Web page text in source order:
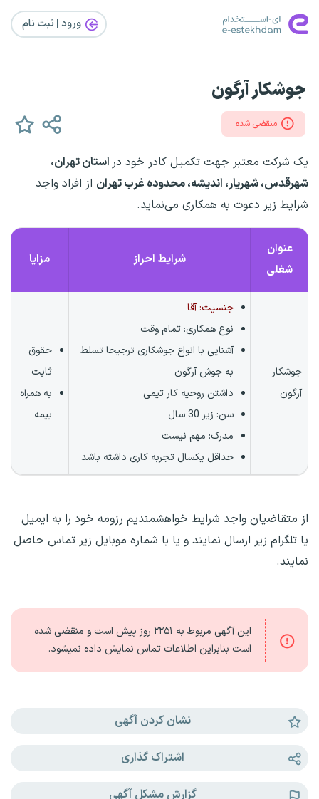
ورود | ثبت‌ نام
جوشکار آرگون
منقضی شده
یک شرکت معتبر جهت تکمیل کادر خود در استان تهران،
شهرقدس، شهریار، اندیشه، محدوده غرب تهران از افراد واجد
شرایط زیر دعوت به همکاری می‌نماید.
عنوان
شغلی
شرایط احراز مزایا
جوشکار
آرگون
جنسیت: آقا
نوع همکاری: تمام وقت
آشنایی با انواع جوشکاری ترجیحا تسلط
به جوش آرگون
داشتن روحیه کار تیمی
سن: زیر 30 سال
مدرک: مهم نیست
حداقل یکسال تجربه کاری داشته باشد
حقوق
ثابت
به همراه
بیمه
از متقاضیان واجد شرایط خواهشمندیم رزومه خود را به ایمیل
یا تلگرام زیر ارسال نمایند و یا با شماره موبایل زیر تماس حاصل
نمایند.
این آگهی مربوط به ۲۲۵۱ روز
پیش است و منقضی شده
است بنابراین اطلاعات تماس نمایش داده نمیشود.
نشان کردن آگهی
اشتراک گذاری
گزارش مشکل آگهی